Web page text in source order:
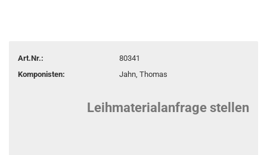
Art.Nr.:
80341
Komponisten:
Jahn, Thomas
Leihmaterialanfrage stellen